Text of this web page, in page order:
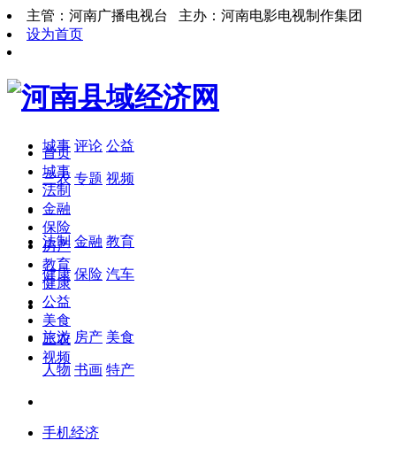
主管：河南广播电视台 主办：河南电影电视制作集团
设为首页
城事 评论 公益
三农 专题 视频
法制 金融 教育
健康 保险 汽车
旅游 房产 美食
人物 书画 特产
手机经济
首页
城事
法制
金融
保险
房产
教育
健康
公益
美食
三农
视频